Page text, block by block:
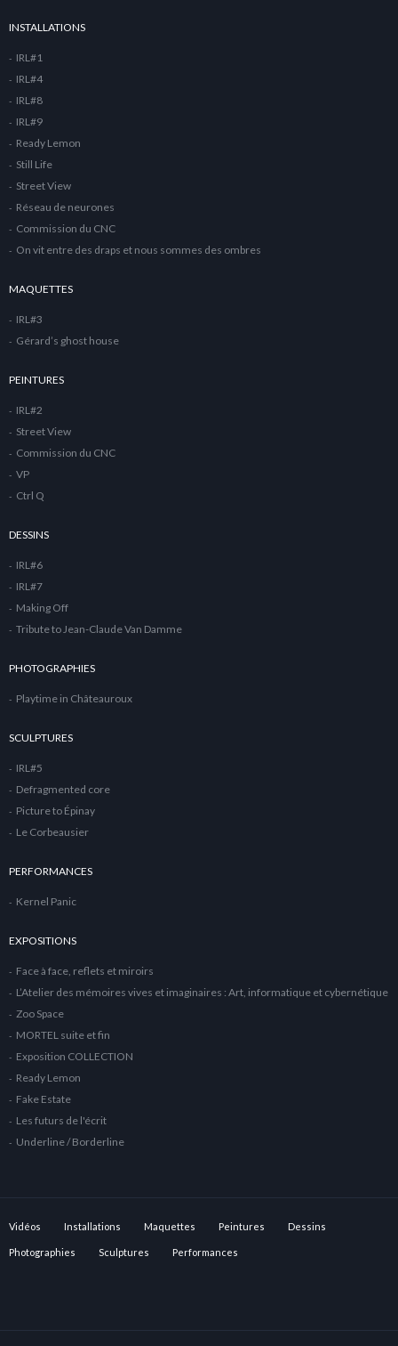
INSTALLATIONS
IRL#1
IRL#4
IRL#8
IRL#9
Ready Lemon
Still Life
Street View
Réseau de neurones
Commission du CNC
On vit entre des draps et nous sommes des ombres
MAQUETTES
IRL#3
Gérard’s ghost house
PEINTURES
IRL#2
Street View
Commission du CNC
VP
Ctrl Q
DESSINS
IRL#6
IRL#7
Making Off
Tribute to Jean-Claude Van Damme
PHOTOGRAPHIES
Playtime in Châteauroux
SCULPTURES
IRL#5
Defragmented core
Picture to Épinay
Le Corbeausier
PERFORMANCES
Kernel Panic
EXPOSITIONS
Face à face, reflets et miroirs
L’Atelier des mémoires vives et imaginaires : Art, informatique et cybernétique
Zoo Space
MORTEL suite et fin
Exposition COLLECTION
Ready Lemon
Fake Estate
Les futurs de l'écrit
Underline / Borderline
Vidéos Installations Maquettes Peintures Dessins
Photographies Sculptures Performances